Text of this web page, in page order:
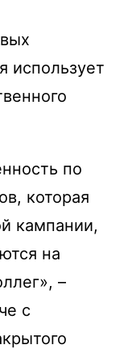
использует
по
которая
кампании,
на
–
с